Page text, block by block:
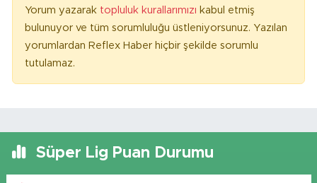
Yorum yazarak topluluk kurallarımızı kabul etmiş
bulunuyor ve tüm sorumluluğu üstleniyorsunuz. Yazılan
yorumlardan Reflex Haber hiçbir şekilde sorumlu
tutulamaz.
Süper Lig Puan Durumu